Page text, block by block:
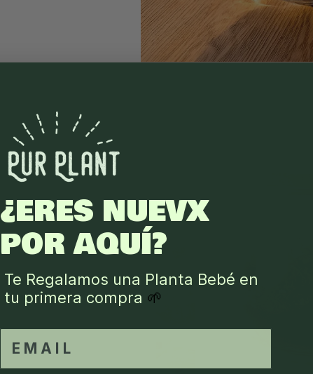
¿ERES NUEVX
POR AQUÍ?
Te Regalamos una Planta Bebé en
tu primera compra 🌱